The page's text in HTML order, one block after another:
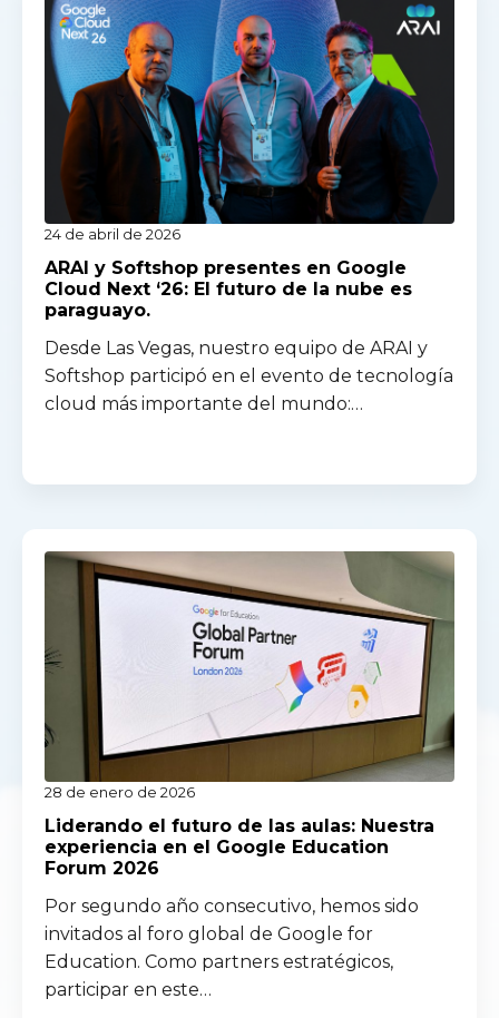
ARAI y Softshop presentes en Google
Cloud Next ‘26: El futuro de la nube es
paraguayo.
24 de abril de 2026
Desde Las Vegas, nuestro equipo de ARAI y
Softshop participó en el evento de tecnología
cloud más importante del mundo:…
Liderando el futuro de las aulas: Nuestra
experiencia en el Google Education
Forum 2026
28 de enero de 2026
Por segundo año consecutivo, hemos sido
invitados al foro global de Google for
Education. Como partners estratégicos,
participar en este…